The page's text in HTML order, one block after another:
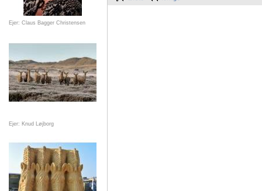
Ejer: Claus Bagger Christensen
Ejer: Knud Løjborg